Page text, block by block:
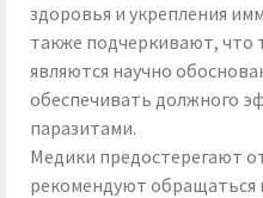
здоровья и укрепления
также подчеркивают, что
являются научно
обеспечивать должного
паразитами.
Медики предостерегают
рекомендуют обращаться